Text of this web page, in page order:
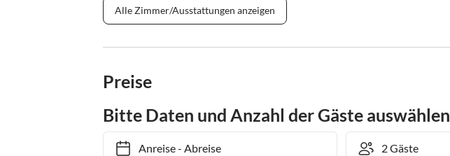
Alle Zimmer/Ausstattungen anzeigen
Preise
Bitte Daten und Anzahl der Gäste auswählen
Anreise- Abreise